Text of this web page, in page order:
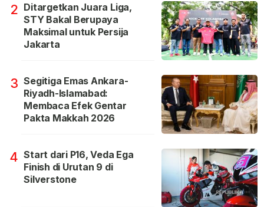
2 Ditargetkan Juara Liga,
STY Bakal Berupaya
Maksimal untuk Persija
Jakarta
3 Segitiga Emas Ankara-
Riyadh-Islamabad:
Membaca Efek Gentar
Pakta Makkah 2026
4 Start dari P16, Veda Ega
Finish di Urutan 9 di
Silverstone